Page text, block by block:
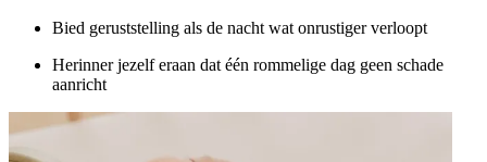
Bied geruststelling als de nacht wat onrustiger verloopt
Herinner jezelf eraan dat één rommelige dag geen schade
aanricht